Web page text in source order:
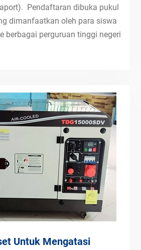
Pendaftaran dibuka pukul
dimanfaatkan oleh para siswa
berbagai perguruan tinggi negeri
Untuk Mengatasi